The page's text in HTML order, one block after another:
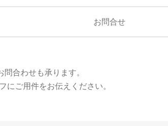
お問合せ
問合わせも承ります。
にご用件をお伝えください。